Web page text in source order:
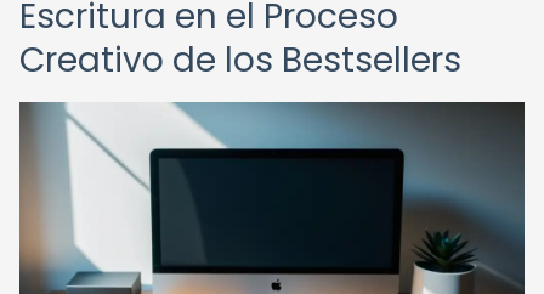
Escritura en el Proceso
Creativo de los Bestsellers